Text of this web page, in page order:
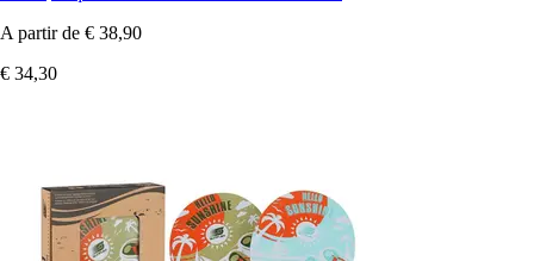
A partir de € 38,90
€ 34,30